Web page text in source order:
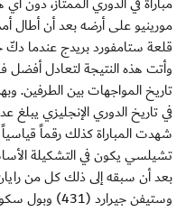
مورينيو على أرضه بعد أن أطال
قلعة ستامفورد بريدج عندما دكّ
وأتت هذه النتيجة لتعادل أفضل
تاريخ المواجهات بين الطرفين.
شهدت المباراة كذلك رقماً